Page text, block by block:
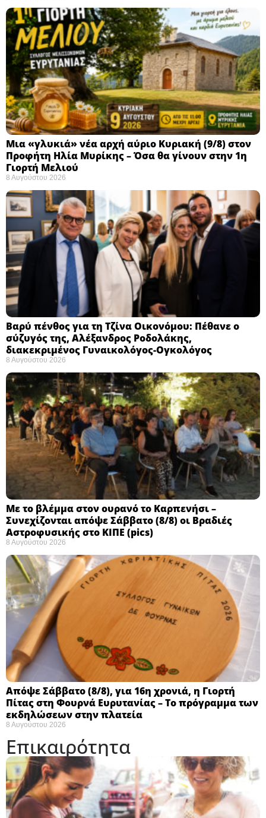
Μια «γλυκιά» νέα αρχή αύριο Κυριακή (9/8) στον
Προφήτη Ηλία Μυρίκης – Όσα θα γίνουν στην 1η
Γιορτή Μελιού
8 Αυγούστου 2026
Βαρύ πένθος για τη Τζίνα Οικονόμου: Πέθανε ο
σύζυγός της, Αλέξανδρος Ροδολάκης,
διακεκριμένος Γυναικολόγος-Ογκολόγος
8 Αυγούστου 2026
Με το βλέμμα στον ουρανό το Καρπενήσι –
Συνεχίζονται απόψε Σάββατο (8/8) οι Βραδιές
Αστροφυσικής στο ΚΙΠΕ (pics)
8 Αυγούστου 2026
Απόψε Σάββατο (8/8), για 16η χρονιά, η Γιορτή
Πίτας στη Φουρνά Ευρυτανίας – Το πρόγραμμα των
εκδηλώσεων στην πλατεία
8 Αυγούστου 2026
Επικαιρότητα